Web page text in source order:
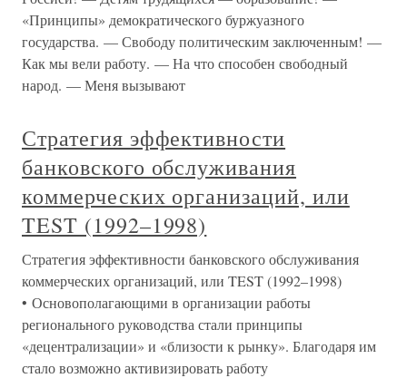
«Принципы» демократического буржуазного
государства. — Свободу политическим заключенным! —
Как мы вели работу. — На что способен свободный
народ. — Меня вызывают
Стратегия эффективности
банковского обслуживания
коммерческих организаций, или
TEST (1992–1998)
Стратегия эффективности банковского обслуживания
коммерческих организаций, или TEST (1992–1998)
• Основополагающими в организации работы
регионального руководства стали принципы
«децентрализации» и «близости к рынку». Благодаря им
стало возможно активизировать работу